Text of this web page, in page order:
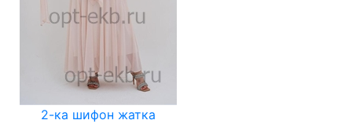
2-ка шифон жатка